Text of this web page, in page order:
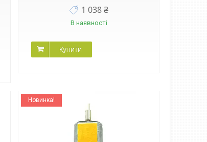
1 038 ₴
В наявності
Купити
Новинка!